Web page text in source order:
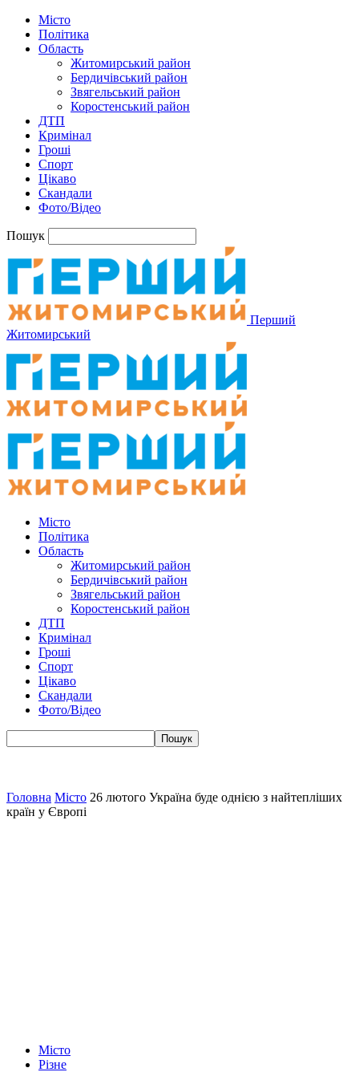
Місто
Політика
Область
Житомирський район
Бердичівський район
Звягельський район
Коростенський район
ДТП
Кримінал
Гроші
Спорт
Цікаво
Скандали
Фото/Відео
Пошук
Перший
Житомирський
Місто
Політика
Область
Житомирський район
Бердичівський район
Звягельський район
Коростенський район
ДТП
Кримінал
Гроші
Спорт
Цікаво
Скандали
Фото/Відео
Головна Місто 26 лютого Україна буде однією з найтепліших
країн у Європі
Місто
Різне